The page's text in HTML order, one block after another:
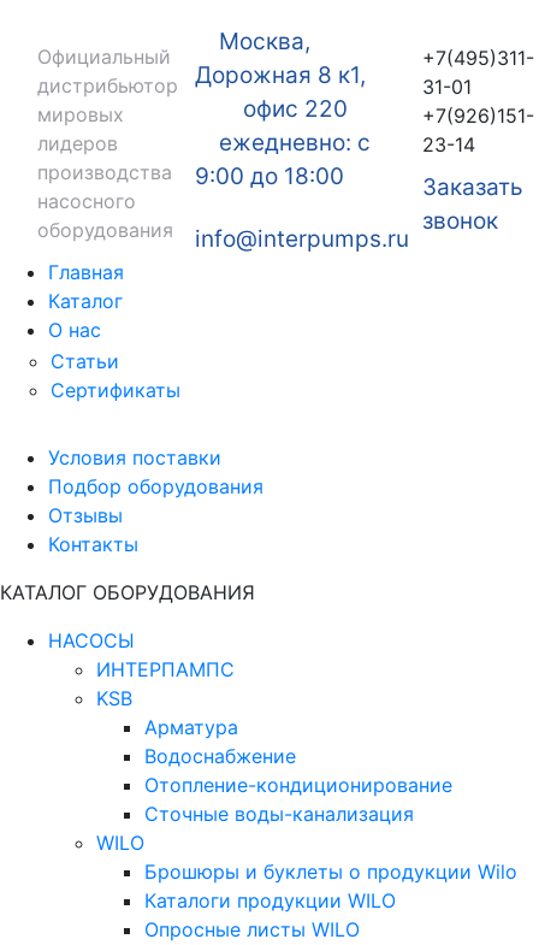
Официальный
дистрибьютор
мировых
лидеров
производства
насосного
оборудования
Москва,
Дорожная 8 к1,
офис 220
ежедневно: с
9:00 до 18:00
info@interpumps.ru
+7(495)311-
31-01
+7(926)151-
23-14
Заказать
звонок
Главная
Каталог
О нас
Статьи
Сертификаты
Условия поставки
Подбор оборудования
Отзывы
Контакты
КАТАЛОГ ОБОРУДОВАНИЯ
НАСОСЫ
ИНТЕРПАМПС
KSB
Арматура
Водоснабжение
Отопление-кондиционирование
Сточные воды-канализация
WILO
Брошюры и буклеты о продукции Wilo
Каталоги продукции WILO
Опросные листы WILO